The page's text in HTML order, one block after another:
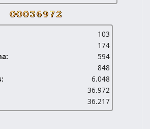
103
174
594
848
6.048
36.972
36.217